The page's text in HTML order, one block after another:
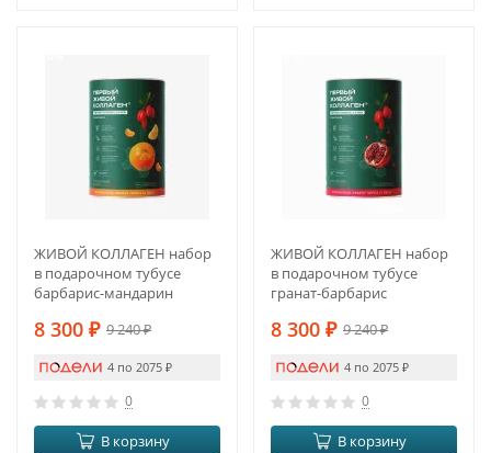
ЖИВОЙ КОЛЛАГЕН набор
в подарочном тубусе
барбарис-мандарин
8 300 ₽ 9 240₽
4 по 2075 ₽
0
В корзину
ЖИВОЙ КОЛЛАГЕН набор
в подарочном тубусе
гранат-барбарис
8 300 ₽ 9 240₽
4 по 2075 ₽
0
В корзину